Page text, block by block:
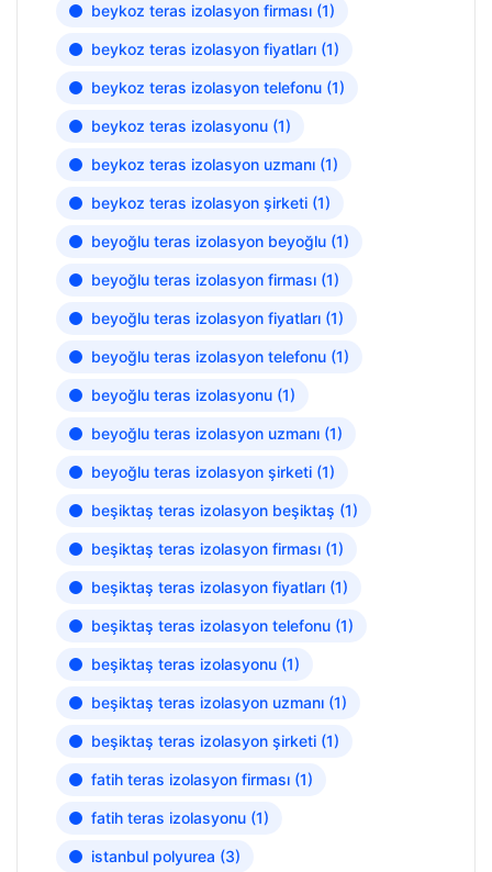
beykoz teras izolasyon firması (1)
beykoz teras izolasyon fiyatları (1)
beykoz teras izolasyon telefonu (1)
beykoz teras izolasyonu (1)
beykoz teras izolasyon uzmanı (1)
beykoz teras izolasyon şirketi (1)
beyoğlu teras izolasyon beyoğlu (1)
beyoğlu teras izolasyon firması (1)
beyoğlu teras izolasyon fiyatları (1)
beyoğlu teras izolasyon telefonu (1)
beyoğlu teras izolasyonu (1)
beyoğlu teras izolasyon uzmanı (1)
beyoğlu teras izolasyon şirketi (1)
beşiktaş teras izolasyon beşiktaş (1)
beşiktaş teras izolasyon firması (1)
beşiktaş teras izolasyon fiyatları (1)
beşiktaş teras izolasyon telefonu (1)
beşiktaş teras izolasyonu (1)
beşiktaş teras izolasyon uzmanı (1)
beşiktaş teras izolasyon şirketi (1)
fatih teras izolasyon firması (1)
fatih teras izolasyonu (1)
istanbul polyurea (3)